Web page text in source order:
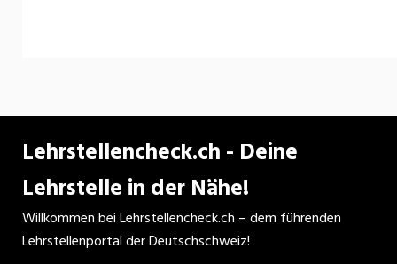
Lehrstellencheck.ch - Deine
Lehrstelle in der Nähe!
Willkommen bei Lehrstellencheck.ch – dem führenden
Lehrstellenportal der Deutschschweiz!